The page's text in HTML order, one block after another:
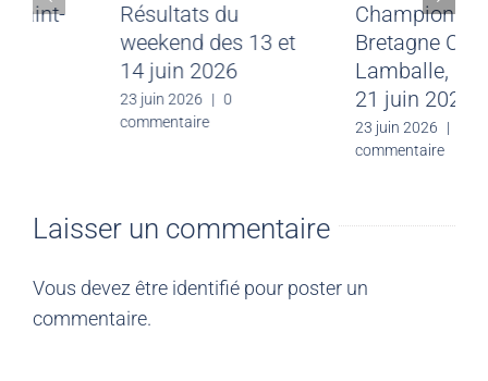
Meeting CJF Saint-
Malo du 28 juin
| 0
commentaire
Résultats du
weekend des 13 et
14 juin 2026
| 0
commentaire
Laisser un commentaire
commentaire.